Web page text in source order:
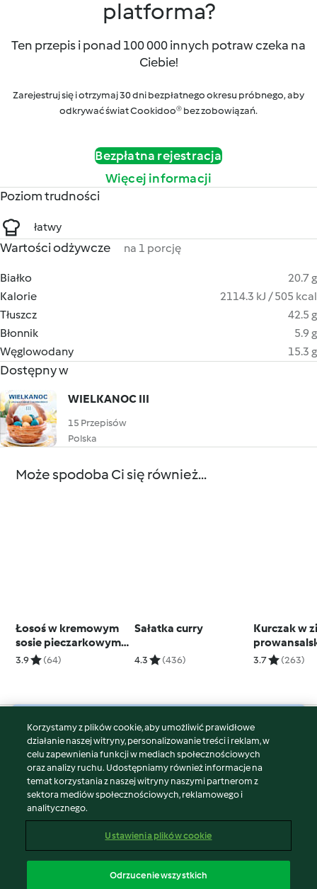
platforma?
Ten przepis i ponad 100 000 innych potraw czeka na
Ciebie!
Zarejestruj się i otrzymaj 30 dni bezpłatnego okresu próbnego, aby
odkrywać świat Cookidoo® bez zobowiązań.
Bezpłatna rejestracja
Więcej informacji
Poziom trudności
łatwy
Wartości odżywcze na 1 porcję
Białko
20.7 g
Kalorie
2114.3 kJ / 505 kcal
Tłuszcz
42.5 g
Błonnik
5.9 g
Węglowodany
15.3 g
Dostępny w
WIELKANOC III
15 Przepisów
Polska
Może spodoba Ci się również...
Łosoś w kremowym
sosie pieczarkowym z
ziemniakami (w stacji
3.9 (64)
Sałatka curry
4.3 (436)
Kurczak w
ryżem i
3.7 (263)
© Copyright 2026
Warunki korzystania
Polityka prywatności
Disclaimer
Znak wydawcy
Zgłoś treść
Korzystamy z plików cookie, aby umożliwić prawidłowe
działanie naszej witryny, personalizowanie treści i reklam, w
celu zapewnienia funkcji w mediach społecznościowych
oraz analizy ruchu. Udostępniamy również informacje na
temat korzystania z naszej witryny naszymi partnerom z
sektora mediów społecznościowych, reklamowego i
analitycznego.
Ustawienia plików cookie
Odrzucenie wszystkich